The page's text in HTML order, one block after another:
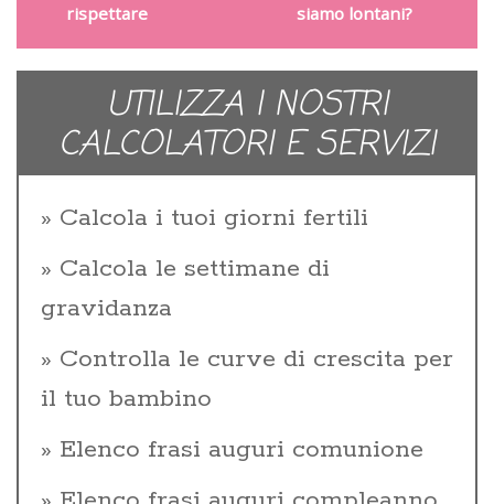
rispettare
siamo lontani?
UTILIZZA I NOSTRI
CALCOLATORI E SERVIZI
Calcola i tuoi giorni fertili
Calcola le settimane di
gravidanza
Controlla le curve di crescita per
il tuo bambino
Elenco frasi auguri comunione